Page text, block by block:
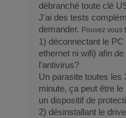
débranché toute clé
J'ai des tests
demander. Pouvez vous
1) déconnectant le
ethernet ni wifi) afin
l'antivirus?
Un parasite toutes les
minute, ça peut être
un dispositif de
2) désinstallant le